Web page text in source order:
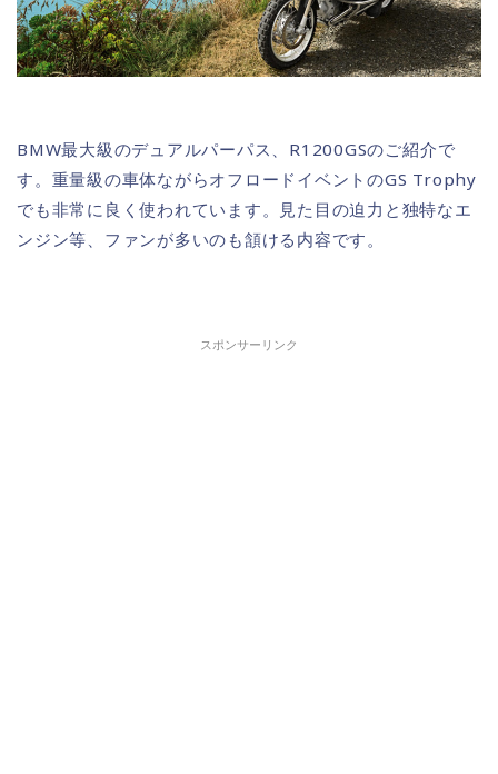
BMW最大級のデュアルパーパス、R1200GSのご紹介で
す。重量級の車体ながらオフロードイベントのGS Trophy
でも非常に良く使われています。見た目の迫力と独特なエ
ンジン等、ファンが多いのも頷ける内容です。
スポンサーリンク